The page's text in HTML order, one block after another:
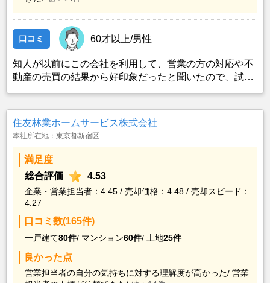
口コミ 60才以上/男性
知人が以前にこの会社を利用して、営業の方の対応や不
動産の売買の結果から好印象だったと聞いたので、試し
ったので、利用した。
住友林業ホームサービス株式会社
本社所在地：東京都新宿区
満足度
総合評価
4.53
企業・営業担当者：4.45 / 売却価格：4.48 / 売却スピード：
4.27
口コミ数(165件)
一戸建て80件/ マンション60件/ 土地25件
良かった点
営業担当者の自分の気持ちに対する理解度が高かった/ 営業